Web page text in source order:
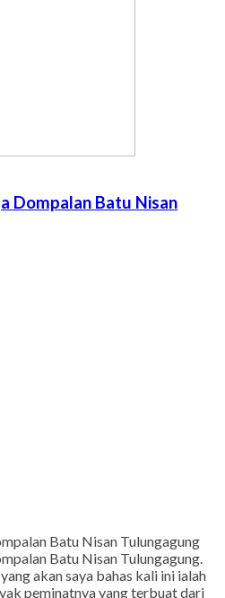
Dompalan Batu Nisan
Batu Nisan Tulungagung
Batu Nisan Tulungagung.
akan saya bahas kali ini ialah
peminatnya yang terbuat dari